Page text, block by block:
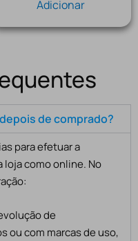
Adicionar
de comprado?
para efetuar a
como online. No
de
ou com marcas de uso,